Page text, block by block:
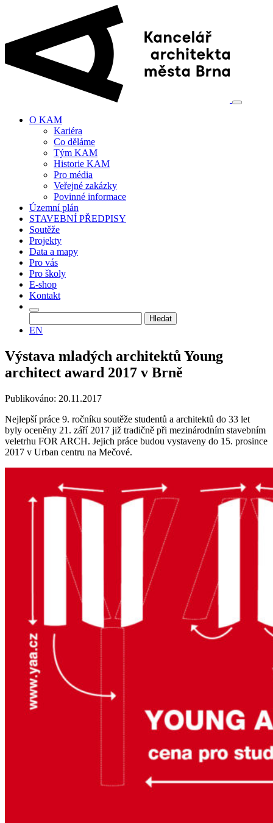
O KAM
Kariéra
Co děláme
Tým KAM
Historie KAM
Pro média
Veřejné zakázky
Povinné informace
Územní plán
STAVEBNÍ PŘEDPISY
Soutěže
Projekty
Data a mapy
Pro vás
Pro školy
E-shop
Kontakt
EN
Výstava mladých architektů Young
architect award 2017 v Brně
Publikováno: 20.11.2017
Nejlepší práce 9. ročníku soutěže studentů a architektů do 33 let
byly oceněny 21. září 2017 již tradičně při mezinárodním stavebním
veletrhu FOR ARCH. Jejich práce budou vystaveny do 15. prosince
2017 v Urban centru na Mečové.